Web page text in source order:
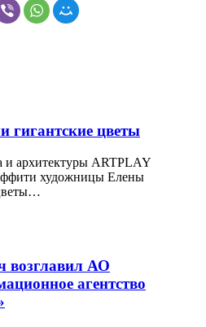
гигантские цветы
и архитектуры ARTPLAY
художницы Елены
возглавил АО
агентство